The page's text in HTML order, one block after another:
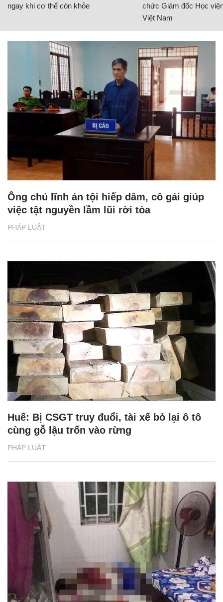
ngay khi cơ thể còn khỏe
chức Giám đốc Học
Việt Nam
PHÁP LUẬT
Ông chủ lĩnh án tội hiếp dâm, cô gái giúp
việc tật nguyền lầm lũi rời tòa
PHÁP LUẬT
Huế: Bị CSGT truy đuổi, tài xế bỏ lại ô tô
cùng gỗ lậu trốn vào rừng